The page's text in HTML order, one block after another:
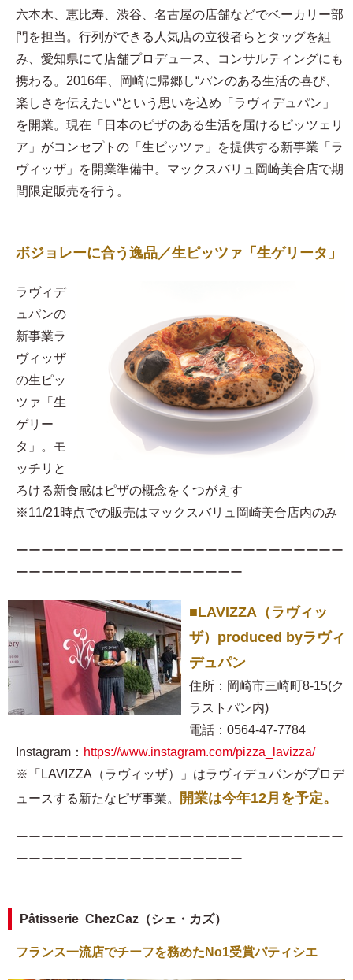
六本木、恵比寿、渋谷、名古屋の店舗などでベーカリー部
門を担当。行列ができる人気店の立役者らとタッグを組
み、愛知県にて店舗プロデュース、コンサルティングにも
携わる。2016年、岡崎に帰郷し“パンのある生活の喜び、
楽しさを伝えたい“という思いを込め「ラヴィデュパン」
を開業。現在「日本のピザのある生活を届けるピッツェリ
ア」がコンセプトの「生ピッツァ」を提供する新事業「ラ
ヴィッザ」を開業準備中。マックスバリュ岡崎美合店で期
間限定販売を行う。
ボジョレーに合う逸品／生ピッツァ「生ゲリータ」
ラヴィデ
ュパンの
新事業ラ
ヴィッザ
の生ピッ
ツァ「生
ゲリー
タ」。モ
ッチリと
ろける新食感はピザの概念をくつがえす
※11/21時点での販売はマックスバリュ岡崎美合店内のみ
ーーーーーーーーーーーーーーーーーーーーーーーーーー
ーーーーーーーーーーーーーーーーーー
■LAVIZZA（ラヴィッ
ザ）produced byラヴィ
デュパン
住所：岡崎市三崎町8-15(ク
ラストパン内)
電話：0564-47-7784
Instagram： https://www.instagram.com/pizza_lavizza/
※「LAVIZZA（ラヴィッザ）」はラヴィデュパンがプロデ
ュースする新たなピザ事業。
開業は今年12月を予定。
ーーーーーーーーーーーーーーーーーーーーーーーーーー
ーーーーーーーーーーーーーーーーーー
Pâtisserie ChezCaz（シェ・カズ）
フランス一流店でチーフを務めたNo1受賞パティシエ